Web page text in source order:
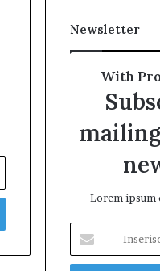
Newsletter
With
Lorem ipsum
tuo